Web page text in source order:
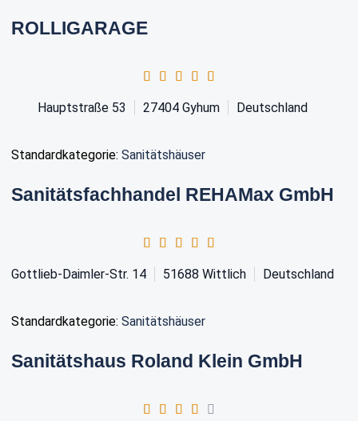
ROLLIGARAGE
Hauptstraße 53 27404 Gyhum Deutschland
Standardkategorie: Sanitätshäuser
Sanitätsfachhandel REHAMax GmbH
Gottlieb-Daimler-Str. 14 51688 Wittlich Deutschland
Standardkategorie: Sanitätshäuser
Sanitätshaus Roland Klein GmbH